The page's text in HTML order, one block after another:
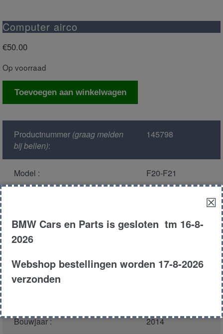
Computer airco
€50.00
Op voorraad
Computer
Toevoegen aan winkelwagen
Productnummer(graag melden
bij bellen):
145798
Model : F20-F21
Carroserie :
Motor type : n13b16a
Bouwjaar : 2014
☒
BMW Cars en Parts is gesloten tm 16-8-
2026
Webshop bestellingen worden 17-8-2026
verzonden